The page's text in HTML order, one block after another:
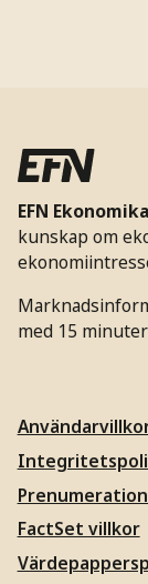
EFN
kunskap om
med 15
FactSet villkor